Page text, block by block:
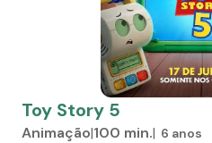
Toy Story 5
Animação|100 min.| 6 anos